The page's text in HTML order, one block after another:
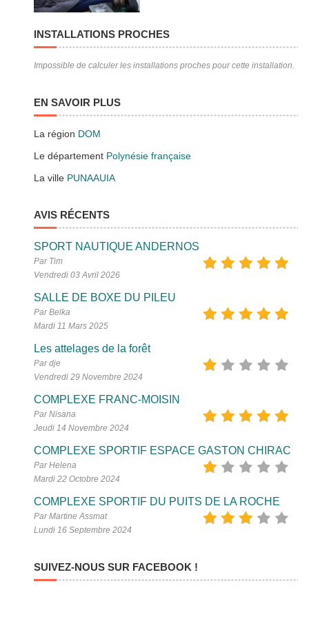
INSTALLATIONS PROCHES
Impossible de calculer les installations proches pour cette installation.
EN SAVOIR PLUS
La région DOM
Le département Polynésie française
La ville PUNAAUIA
AVIS RÉCENTS
SPORT NAUTIQUE ANDERNOS
Par Tim
Vendredi 03 Avril 2026
SALLE DE BOXE DU PILEU
Par Belka
Mardi 11 Mars 2025
Les attelages de la forêt
Par dje
Vendredi 29 Novembre 2024
COMPLEXE FRANC-MOISIN
Par Nisana
Jeudi 14 Novembre 2024
COMPLEXE SPORTIF ESPACE GASTON CHIRAC
Par Helena
Mardi 22 Octobre 2024
COMPLEXE SPORTIF DU PUITS DE LA ROCHE
Par Martine Assmat
Lundi 16 Septembre 2024
SUIVEZ-NOUS SUR FACEBOOK !